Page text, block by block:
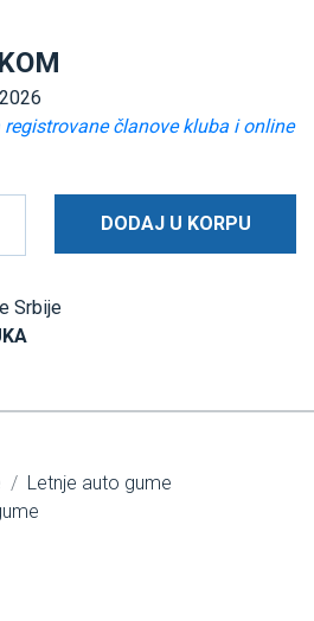
članove kluba i online
DODAJ U KORPU
Srbije
Letnje auto gume